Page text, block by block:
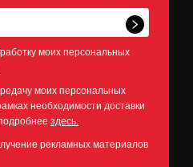
моих персональных
моих персональных
необходимости доставки
здесь.
рекламных материалов